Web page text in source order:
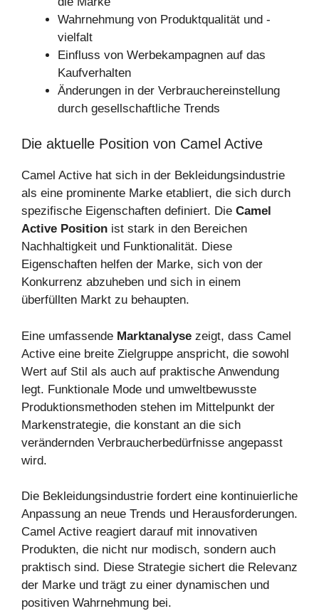
Wahrnehmung von Produktqualität und -
vielfalt
Einfluss von Werbekampagnen auf das
Kaufverhalten
Änderungen in der Verbrauchereinstellung
durch gesellschaftliche Trends
Die aktuelle Position von Camel Active
Camel Active hat sich in der Bekleidungsindustrie
als eine prominente Marke etabliert, die sich durch
spezifische Eigenschaften definiert. Die Camel
Active Position ist stark in den Bereichen
Nachhaltigkeit und Funktionalität. Diese
Eigenschaften helfen der Marke, sich von der
Konkurrenz abzuheben und sich in einem
überfüllten Markt zu behaupten.
Eine umfassende Marktanalyse zeigt, dass Camel
Active eine breite Zielgruppe anspricht, die sowohl
Wert auf Stil als auch auf praktische Anwendung
legt. Funktionale Mode und umweltbewusste
Produktionsmethoden stehen im Mittelpunkt der
Markenstrategie, die konstant an die sich
verändernden Verbraucherbedürfnisse angepasst
wird.
Die Bekleidungsindustrie fordert eine kontinuierliche
Anpassung an neue Trends und Herausforderungen.
Camel Active reagiert darauf mit innovativen
Produkten, die nicht nur modisch, sondern auch
praktisch sind. Diese Strategie sichert die Relevanz
der Marke und trägt zu einer dynamischen und
positiven Wahrnehmung bei.